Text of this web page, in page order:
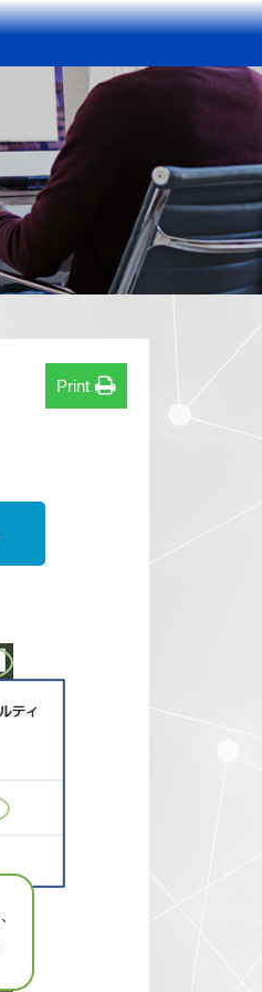
Print